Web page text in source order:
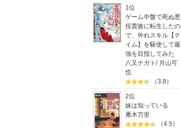
1位
ゲーム中盤で死ぬ悪
役貴族に転生したの
で、外れスキル【テ
イム】を駆使して最
強を目指してみた
八又ナガト / 月山可
也
（3.8）
2位
妹は知っている
雁木万里
（4.5）